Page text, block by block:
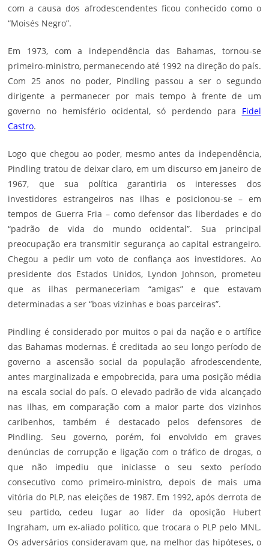
com a causa dos afrodescendentes ficou conhecido como o
“Moisés Negro”.
Em 1973, com a independência das Bahamas, tornou-se
primeiro-ministro, permanecendo até 1992 na direção do país.
Com 25 anos no poder, Pindling passou a ser o segundo
dirigente a permanecer por mais tempo à frente de um
governo no hemisfério ocidental, só perdendo para Fidel
Castro.
Logo que chegou ao poder, mesmo antes da independência,
Pindling tratou de deixar claro, em um discurso em janeiro de
1967, que sua política garantiria os interesses dos
investidores estrangeiros nas ilhas e posicionou-se – em
tempos de Guerra Fria – como defensor das liberdades e do
“padrão de vida do mundo ocidental”. Sua principal
preocupação era transmitir segurança ao capital estrangeiro.
Chegou a pedir um voto de confiança aos investidores. Ao
presidente dos Estados Unidos, Lyndon Johnson, prometeu
que as ilhas permaneceriam “amigas” e que estavam
determinadas a ser “boas vizinhas e boas parceiras”.
Pindling é considerado por muitos o pai da nação e o artífice
das Bahamas modernas. É creditada ao seu longo período de
governo a ascensão social da população afrodescendente,
antes marginalizada e empobrecida, para uma posição média
na escala social do país. O elevado padrão de vida alcançado
nas ilhas, em comparação com a maior parte dos vizinhos
caribenhos, também é destacado pelos defensores de
Pindling. Seu governo, porém, foi envolvido em graves
denúncias de corrupção e ligação com o tráfico de drogas, o
que não impediu que iniciasse o seu sexto período
consecutivo como primeiro-ministro, depois de mais uma
vitória do PLP, nas eleições de 1987. Em 1992, após derrota de
seu partido, cedeu lugar ao líder da oposição Hubert
Ingraham, um ex-aliado político, que trocara o PLP pelo MNL.
Os adversários consideravam que, na melhor das hipóteses, o